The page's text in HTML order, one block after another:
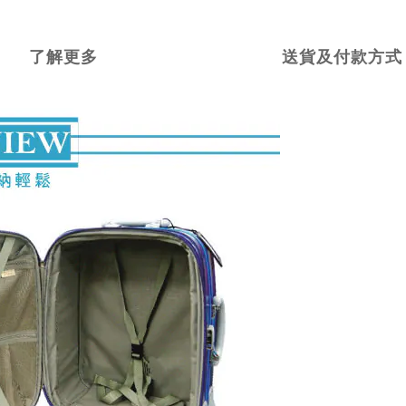
了解更多 送貨及付款方式